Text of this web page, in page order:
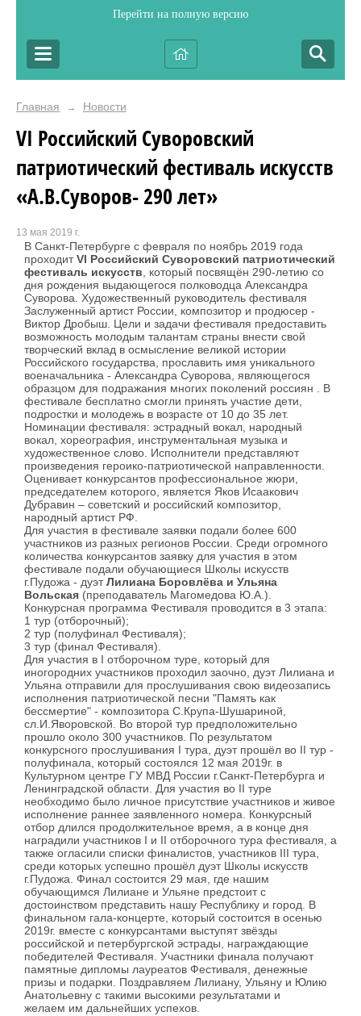
Перейти на полную версию
Главная → Новости
VI Российский Суворовский
патриотический фестиваль искусств
«А.В.Суворов- 290 лет»
13 мая 2019 г.
В Санкт-Петербурге с февраля по ноябрь 2019 года
проходитVI Российский Суворовский патриотический
фестиваль искусств, который посвящён 290-летию со
дня рождения выдающегося полководца Александра
Суворова. Художественный руководитель фестиваля
Заслуженный артист России, композитор и продюсер -
Виктор Дробыш. Цели и задачи фестиваля предоставить
возможность молодым талантам страны внести свой
творческий вклад в осмысление великой истории
Российского государства, прославить имя уникального
военачальника - Александра Суворова, являющегося
образцом для подражания многих поколений россиян . В
фестивале бесплатно смогли принять участие дети,
подростки и молодежь в возрасте от 10 до 35 лет.
Номинации фестиваля: эстрадный вокал, народный
вокал, хореография, инструментальная музыка и
художественное слово. Исполнители представляют
произведения героико-патриотической направленности.
Оценивает конкурсантов профессиональное жюри,
председателем которого, является Яков Исаакович
Дубравин – советский и российский композитор,
народный артист РФ.
Для участия в фестивале заявки подали более 600
участников из разных регионов России. Среди огромного
количества конкурсантов заявку для участия в этом
фестивале подали обучающиеся Школы искусств
г.Пудожа - дуэтЛилиана Боровлёва и Ульяна
Вольская (преподаватель Магомедова Ю.А.).
Конкурсная программа Фестиваля проводится в 3 этапа:
1 тур (отборочный);
2 тур (полуфинал Фестиваля);
3 тур (финал Фестиваля).
Для участия в I отборочном туре, который для
иногородних участников проходил заочно, дуэт Лилиана и
Ульяна отправили для прослушивания свою видеозапись
исполнения патриотической песни "Память как
бессмертие" - композитора С.Крупа-Шушариной,
сл.И.Яворовской. Во второй тур предположительно
прошло около 300 участников. По результатом
конкурсного прослушивания I тура, дуэт прошёл во II тур -
полуфинала, который состоялся 12 мая 2019г. в
Культурном центре ГУ МВД России г.Санкт-Петербурга и
Ленинградской области. Для участия во II туре
необходимо было личное присутствие участников и живое
исполнение раннее заявленного номера. Конкурсный
отбор длился продолжительное время, а в конце дня
наградили участников I и II отборочного тура фестиваля, а
также огласили списки финалистов, участников III тура,
среди которых успешно прошёл дуэт Школы искусств
г.Пудожа. Финал состоится 29 мая, где нашим
обучающимся Лилиане и Ульяне предстоит с
достоинством представить нашу Республику и город. В
финальном гала-концерте, который состоится в осенью
2019г. вместе с конкурсантами выступят звёзды
российской и петербургской эстрады, награждающие
победителей Фестиваля. Участники финала получают
памятные дипломы лауреатов Фестиваля, денежные
призы и подарки. Поздравляем Лилиану, Ульяну и Юлию
Анатольевну с такими высокими результатами и
желаем им дальнейших успехов.